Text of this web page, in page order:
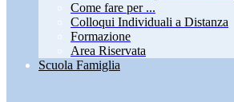
Come fare per ...
Colloqui Individuali a Distanza
Formazione
Area Riservata
Scuola Famiglia